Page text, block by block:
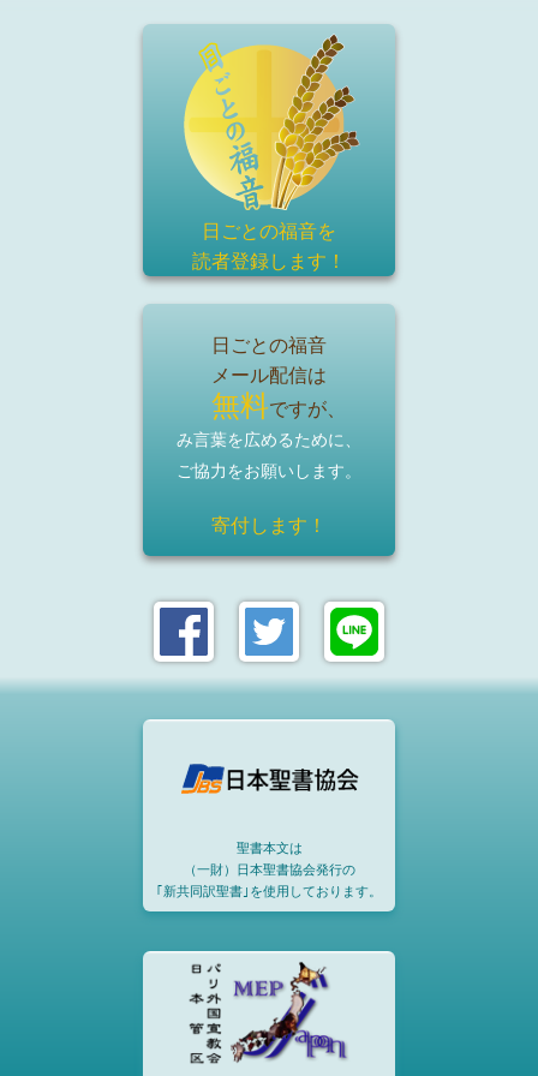
日ごとの福音を
読者登録します！
日ごとの福音
メール配信は
無料ですが、
み言葉を広めるために、
ご協力をお願いします。
寄付します！
聖書本文は
（一財）日本聖書協会発行の
｢新共同訳聖書｣を使用しております。